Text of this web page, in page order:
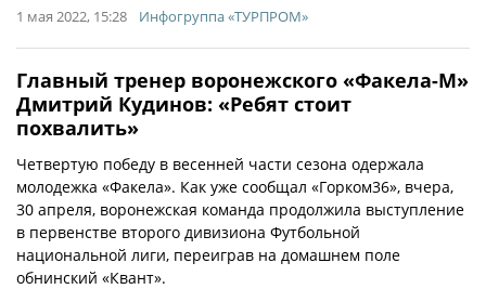
1 мая 2022, 15:28 Инфогруппа «ТУРПРОМ»
Главный тренер воронежского «Факела-М»
Дмитрий Кудинов: «Ребят стоит
похвалить»
Четвертую победу в весенней части сезона одержала
молодежка «Факела». Как уже сообщал «Горком36», вчера,
30 апреля, воронежская команда продолжила выступление
в первенстве второго дивизиона Футбольной
национальной лиги, переиграв на домашнем поле
обнинский «Квант».